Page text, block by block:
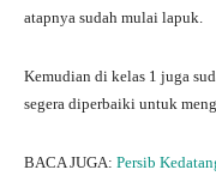
atapnya sudah mulai lapuk.
Kemudian di kelas 1 juga
segera diperbaiki untuk
BACA JUGA: Persib